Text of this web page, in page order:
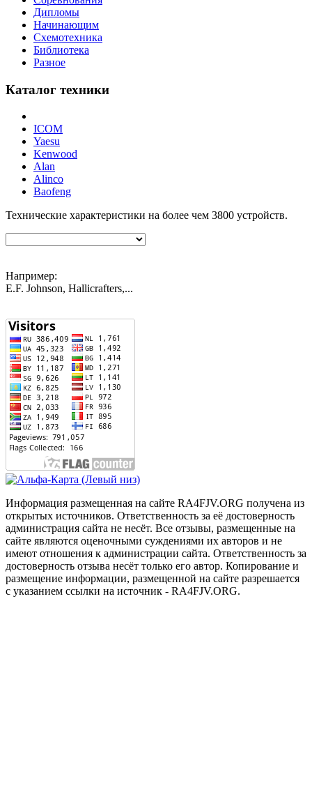
Дипломы
Начинающим
Схемотехника
Библиотека
Разное
Каталог техники
ICOM
Yaesu
Kenwood
Alan
Alinco
Baofeng
Технические характеристики на более чем 3800 устройств.
Например:
E.F. Johnson, Hallicrafters,...
Информация размещенная на сайте RA4FJV.ORG получена из
открытых источников. Ответственность за её достоверность
администрация сайта не несёт. Все отзывы, размещенные на
сайте являются оценочными суждениями их авторов и не
имеют отношения к администрации сайта. Ответственность за
достоверность отзыва несёт только его автор. Копирование и
размещение информации, размещенной на сайте разрешается
с указанием ссылки на источник - RA4FJV.ORG.